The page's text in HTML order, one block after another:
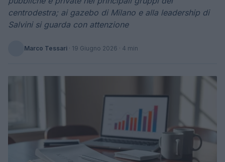
centrodestra; ai gazebo di Milano e alla leadership di
Salvini si guarda con attenzione
Marco Tessari · 19 Giugno 2026 · 4 min